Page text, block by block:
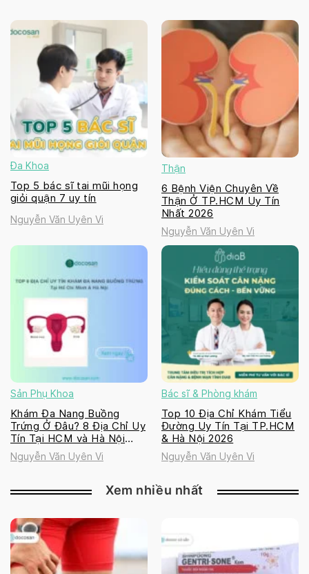
Đa Khoa
Top 5 bác sĩ tai mũi họng
giỏi quận 7 uy tín
Nguyễn Văn Uyên Vi
Thận
6 Bệnh Viện Chuyên Về
Thận Ở TP.HCM Uy Tín
Nhất 2026
Nguyễn Văn Uyên Vi
Sản Phụ Khoa
Khám Đa Nang Buồng
Trứng Ở Đâu? 8 Địa Chỉ Uy
Tín Tại HCM và Hà Nội
2026
Nguyễn Văn Uyên Vi
Bác sĩ & Phòng khám
Top 10 Địa Chỉ Khám Tiểu
Đường Uy Tín Tại TP.HCM
& Hà Nội 2026
Nguyễn Văn Uyên Vi
Xem nhiều nhất